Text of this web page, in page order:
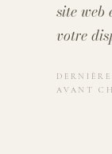
site web
votre
AVANT